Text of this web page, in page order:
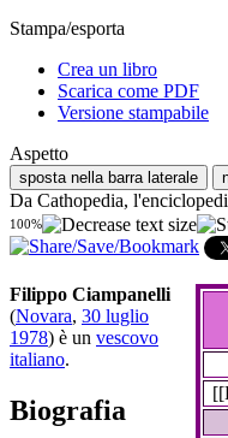
Stampa/esporta
Crea un libro
Scarica come PDF
Versione stampabile
Aspetto
sposta nella barra laterale
Da Cathopedia,
100%
Filippo Ciampanelli
(Novara, 30 luglio
1978) è un vescovo
italiano.
Biografia